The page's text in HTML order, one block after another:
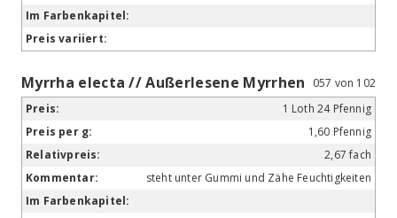
Myrrha electa // Außerlesene Myrrhen
057 von 102
1 Loth 24 Pfennig
1,60 Pfennig
2,67 fach
steht unter Gummi und Zähe Feuchtigkeiten